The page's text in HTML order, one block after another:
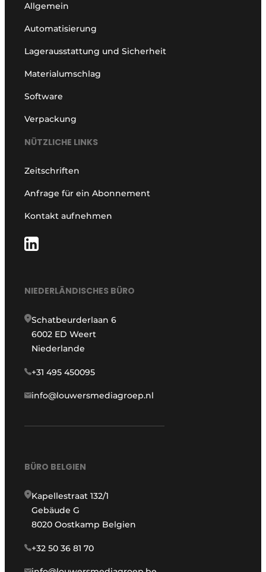
Allgemein
Automatisierung
Lagerausstattung und Sicherheit
Materialumschlag
Software
Verpackung
NÜTZLICHE LINKS
Zeitschriften
Anfrage für ein Abonnement
Kontakt aufnehmen
NIEDERLÄNDISCHES BÜRO
Schatbeurderlaan 6
6002 ED Weert
Niederlande
+31 495 450095
info@louwersmediagroep.nl
BÜRO BELGIEN
Kapellestraat 132/1
Gebäude G
8020 Oostkamp Belgien
+32 50 36 81 70